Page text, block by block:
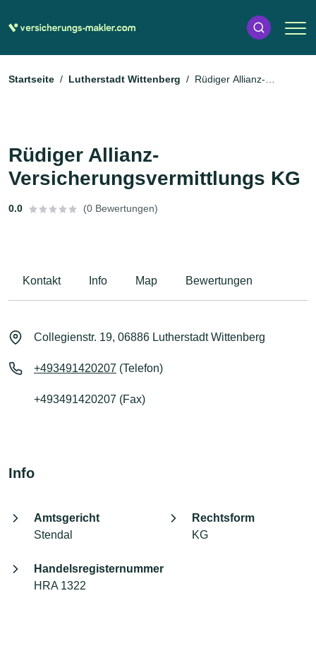
Startseite Lutherstadt Wittenberg
Rüdiger Allianz-
Rüdiger Allianz-
Versicherungsvermittlungs KG
0.0 (0 Bewertungen)
Kontakt Info Map Bewertungen
Collegienstr. 19, 06886 Lutherstadt Wittenberg
+493491420207 (Telefon)
+493491420207 (Fax)
Info
Amtsgericht
Stendal
Rechtsform
KG
Handelsregisternummer
HRA 1322